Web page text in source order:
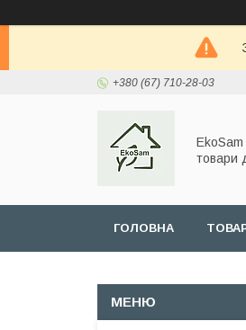
+380 (67) 710-28-03
EkoSam
товари
ГОЛОВНА